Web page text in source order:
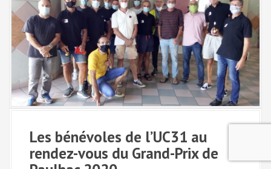
Les bénévoles de l’UC31 au
rendez-vous du Grand-Prix de